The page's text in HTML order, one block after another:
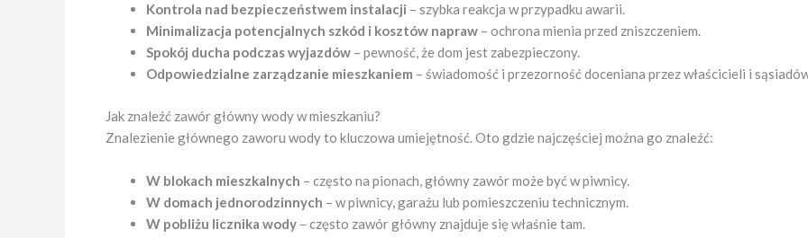
Kontrola nad bezpieczeństwem instalacji – szybka reakcja w przypadku awarii.
Minimalizacja potencjalnych szkód i kosztów napraw – ochrona mienia przed zniszczeniem.
Spokój ducha podczas wyjazdów – pewność, że dom jest zabezpieczony.
Odpowiedzialne zarządzanie mieszkaniem – świadomość i przezorność doceniana przez właścicieli i
Jak znaleźć zawór główny wody w mieszkaniu?
Znalezienie głównego zaworu wody to kluczowa umiejętność. Oto gdzie najczęściej można go znaleźć:
W blokach mieszkalnych – często na pionach, główny zawór może być w piwnicy.
W domach jednorodzinnych – w piwnicy, garażu lub pomieszczeniu technicznym.
W pobliżu licznika wody – często zawór główny znajduje się właśnie tam.